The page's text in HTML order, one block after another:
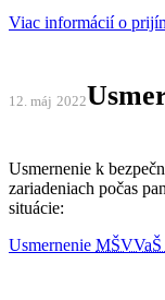
Viac informácií o
12. máj 2022
Usmernenie k
zariadeniach počas
situácie:
Usmernenie MŠVVaŠ